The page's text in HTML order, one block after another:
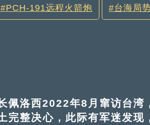
PCH-191远程火箭炮 台海局势
洛西2022年8月窜访台湾
完整决心，此际有军迷发现